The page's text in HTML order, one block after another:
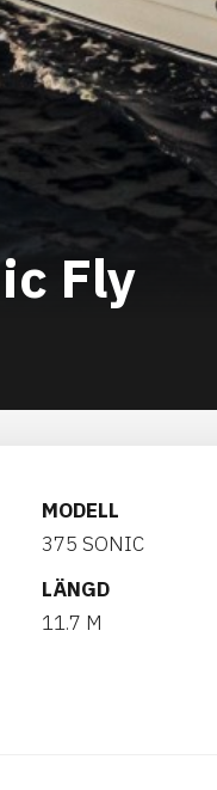
Fly
MODELL
375 SONIC
LÄNGD
11.7 M